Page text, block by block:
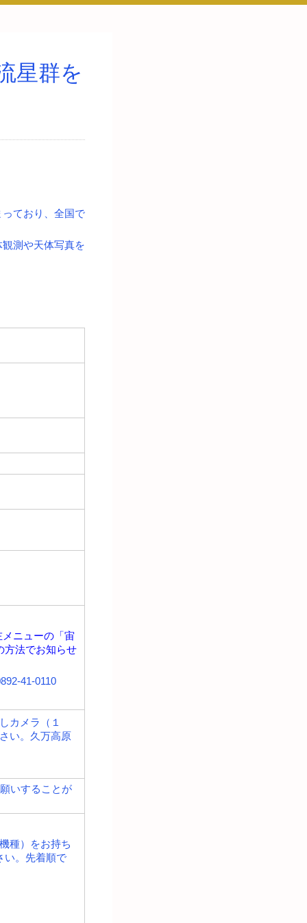
星群を
ており、全国で
測や天体写真を
メニューの「宙
方法でお知らせ
41-0110
カメラ（１
い。久万高原
いすることが
種）をお持ち
い。先着順で